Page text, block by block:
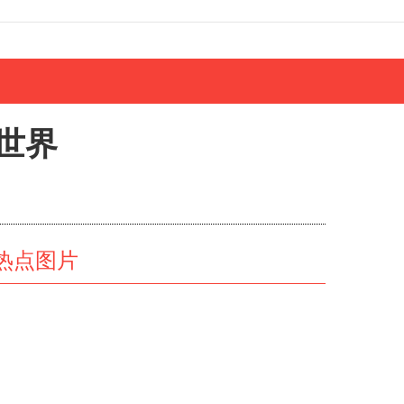
界
点图片